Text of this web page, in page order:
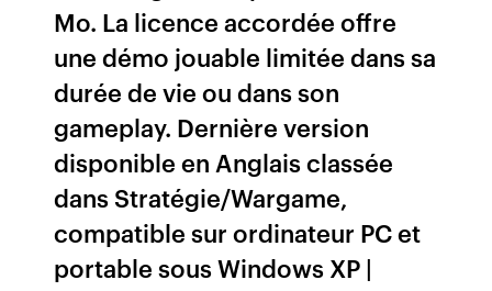
Mo. La licence accordée offre
une démo jouable limitée dans sa
durée de vie ou dans son
gameplay. Dernière version
disponible en Anglais classée
dans Stratégie/Wargame,
compatible sur ordinateur PC et
portable sous Windows XP |